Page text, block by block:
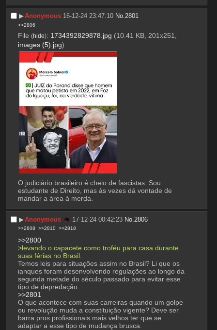
▶︎Anonymous 16-12-24 23:47:10 No.2801
>>2806
File (hide): 1734392829878.jpg (10.41 KB, 201x251,
images (5).jpg)
O judiciário brasileiro é cheio de fascistas. Sou
estudante de Direito, mas às vezes dá vontade de
mandar a área à merda.
▶︎Anonymous 17-12-24 00:42:23 No. 2806
>>2808 >>2810 >>2818
>>2800
>levando o capacete como troféu para casa durante
suas férias no Brasil.
Temos leis para situações assim no Brasil? Li que os
ianques foram desenvolvendo regulações ao longo da
segunda metade do século passado para evitar esse
tipo de depredação.
>>2801
O que acontece com suas carreiras quando um golpe
ou revolução muda a constituição vigente? Deve ser
barra pros profissionais mais velhos ter que se
adaptar a esse tipo de mudança brusca.